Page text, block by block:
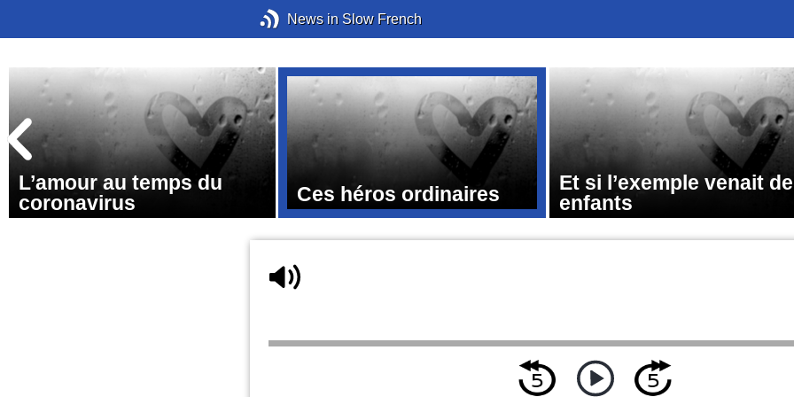
News in Slow French
L’amour au temps du
coronavirus
Ces héros ordinaires
Et si l’exemple venait
enfants